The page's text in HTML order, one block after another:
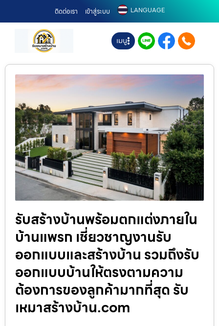
ติดต่อเรา เข้าสู่ระบบ LANGUAGE
เมนู
รับสร้างบ้านพร้อมตกแต่งภายใน
บ้านแพรก เชี่ยวชาญงานรับ
ออกแบบและสร้างบ้าน รวมถึงรับ
ออกแบบบ้านให้ตรงตามความ
ต้องการของลูกค้ามากที่สุด รับ
เหมาสร้างบ้าน.com